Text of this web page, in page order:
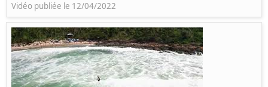
Vidéo publiée le 12/04/2022